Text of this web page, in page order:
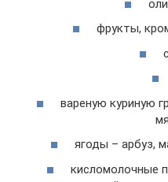
фрукты,
вареную куриную
ягоды – арбуз,
кисломолочные